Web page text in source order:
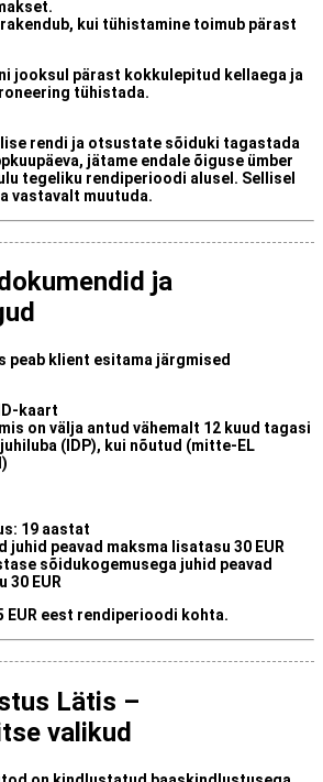
.
rakendub, kui tühistamine toimub pärast
jooksul pärast kokkulepitud kellaega ja
tühistada.
rendi ja otsustate sõiduki tagastada
jätame endale õiguse ümber
tegeliku rendiperioodi alusel. Sellisel
vastavalt muutuda.
ja
peab klient esitama järgmised
kaart
on välja antud vähemalt 12 kuud tagasi
(IDP), kui nõutud (mitte-EL
19 aastat
juhid peavad maksma lisatasu 30 EUR
sõidukogemusega juhid peavad
30 EUR
EUR eest rendiperioodi kohta.
Lätis –
valikud